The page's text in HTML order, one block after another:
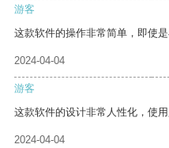
游客
这款软件的操作非常简单，即使是
2024-04-04
游客
这款软件的设计非常人性化，使用
2024-04-04